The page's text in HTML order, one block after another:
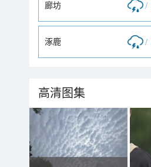
廊坊 /
涿鹿 /
高清图集